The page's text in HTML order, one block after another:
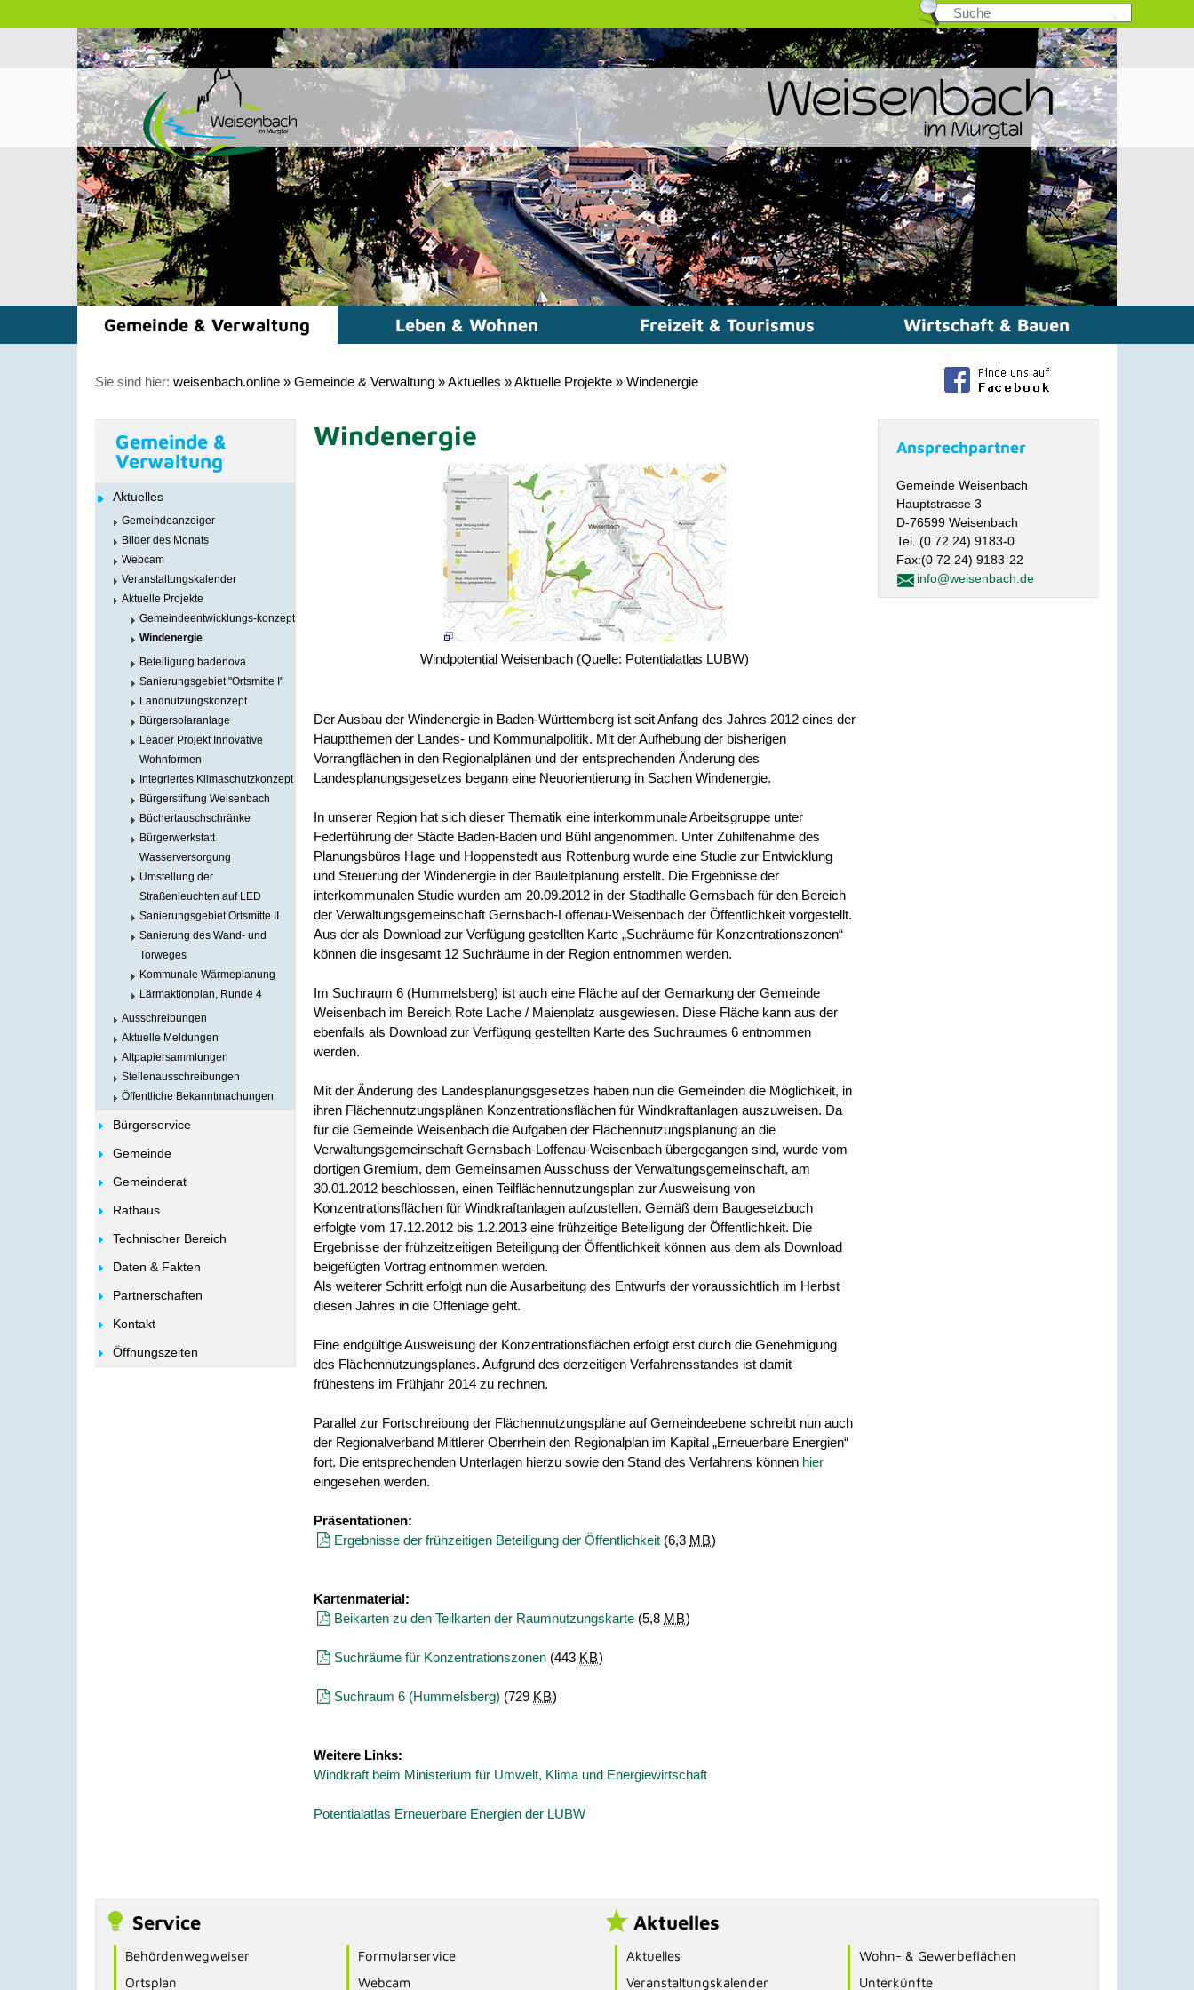
Gemeinde & Verwaltung Leben & Wohnen Freizeit & Tourismus Wirtschaft & Bauen
Sie sind hier: weisenbach.online » Gemeinde & Verwaltung »Aktuelles »Aktuelle Projekte » Windenergie
Gemeinde &
Verwaltung
Aktuelles
Gemeindeanzeiger
Bilder des Monats
Webcam
Veranstaltungskalender
Aktuelle Projekte
Gemeindeentwicklungs-konzept
Windenergie
Beteiligung badenova
Sanierungsgebiet "Ortsmitte I"
Landnutzungskonzept
Bürgersolaranlage
Leader Projekt Innovative
Wohnformen
Integriertes Klimaschutzkonzept
Bürgerstiftung Weisenbach
Büchertauschschränke
Bürgerwerkstatt
Wasserversorgung
Umstellung der
Straßenleuchten auf LED
Sanierungsgebiet Ortsmitte II
Sanierung des Wand- und
Torweges
Kommunale Wärmeplanung
Lärmaktionplan, Runde 4
Ausschreibungen
Aktuelle Meldungen
Altpapiersammlungen
Stellenausschreibungen
Öffentliche Bekanntmachungen
Bürgerservice
Gemeinde
Gemeinderat
Rathaus
Technischer Bereich
Daten & Fakten
Partnerschaften
Kontakt
Öffnungszeiten
Windenergie
Windpotential Weisenbach (Quelle: Potentialatlas LUBW)
Der Ausbau der Windenergie in Baden-Württemberg ist seit Anfang des Jahres 2012 eines der
Hauptthemen der Landes- und Kommunalpolitik. Mit der Aufhebung der bisherigen
Vorrangflächen in den Regionalplänen und der entsprechenden Änderung des
Landesplanungsgesetzes begann eine Neuorientierung in Sachen Windenergie.
In unserer Region hat sich dieser Thematik eine interkommunale Arbeitsgruppe unter
Federführung der Städte Baden-Baden und Bühl angenommen. Unter Zuhilfenahme des
Planungsbüros Hage und Hoppenstedt aus Rottenburg wurde eine Studie zur Entwicklung
und Steuerung der Windenergie in der Bauleitplanung erstellt. Die Ergebnisse der
interkommunalen Studie wurden am 20.09.2012 in der Stadthalle Gernsbach für den Bereich
der Verwaltungsgemeinschaft Gernsbach-Loffenau-Weisenbach der Öffentlichkeit vorgestellt.
Aus der als Download zur Verfügung gestellten Karte „Suchräume für Konzentrationszonen“
können die insgesamt 12 Suchräume in der Region entnommen werden.
Im Suchraum 6 (Hummelsberg) ist auch eine Fläche auf der Gemarkung der Gemeinde
Weisenbach im Bereich Rote Lache / Maienplatz ausgewiesen. Diese Fläche kann aus der
ebenfalls als Download zur Verfügung gestellten Karte des Suchraumes 6 entnommen
werden.
Mit der Änderung des Landesplanungsgesetzes haben nun die Gemeinden die Möglichkeit, in
ihren Flächennutzungsplänen Konzentrationsflächen für Windkraftanlagen auszuweisen. Da
für die Gemeinde Weisenbach die Aufgaben der Flächennutzungsplanung an die
Verwaltungsgemeinschaft Gernsbach-Loffenau-Weisenbach übergegangen sind, wurde vom
dortigen Gremium, dem Gemeinsamen Ausschuss der Verwaltungsgemeinschaft, am
30.01.2012 beschlossen, einen Teilflächennutzungsplan zur Ausweisung von
Konzentrationsflächen für Windkraftanlagen aufzustellen. Gemäß dem Baugesetzbuch
erfolgte vom 17.12.2012 bis 1.2.2013 eine frühzeitige Beteiligung der Öffentlichkeit. Die
Ergebnisse der frühzeitzeitigen Beteiligung der Öffentlichkeit können aus dem als Download
beigefügten Vortrag entnommen werden.
Als weiterer Schritt erfolgt nun die Ausarbeitung des Entwurfs der voraussichtlich im Herbst
diesen Jahres in die Offenlage geht.
Eine endgültige Ausweisung der Konzentrationsflächen erfolgt erst durch die Genehmigung
des Flächennutzungsplanes. Aufgrund des derzeitigen Verfahrensstandes ist damit
frühestens im Frühjahr 2014 zu rechnen.
Parallel zur Fortschreibung der Flächennutzungspläne auf Gemeindeebene schreibt nun auch
der Regionalverband Mittlerer Oberrhein den Regionalplan im Kapital „Erneuerbare Energien“
fort. Die entsprechenden Unterlagen hierzu sowie den Stand des Verfahrens können hier
eingesehen werden.
Präsentationen:
Ergebnisse der frühzeitigen Beteiligung der Öffentlichkeit (6,3 MB)
Kartenmaterial:
Beikarten zu den Teilkarten der Raumnutzungskarte (5,8 MB)
Suchräume für Konzentrationszonen (443 KB)
Suchraum 6 (Hummelsberg) (729 KB)
Weitere Links:
Windkraft beim Ministerium für Umwelt, Klima und Energiewirtschaft
Potentialatlas Erneuerbare Energien der LUBW
Ansprechpartner
Gemeinde Weisenbach
Hauptstrasse 3
D-76599 Weisenbach
Tel. (0 72 24) 9183-0
Fax:(0 72 24) 9183-22
info@weisenbach.de
Service
Behördenwegweiser
Formularservice
Ortsplan
Webcam
Aktuelles
Aktuelles
Wohn- & Gewerbeflächen
Veranstaltungskalender
Unterkünfte